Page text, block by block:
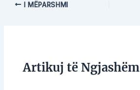
I MËPARSHMI
Artikuj të Ngjashëm